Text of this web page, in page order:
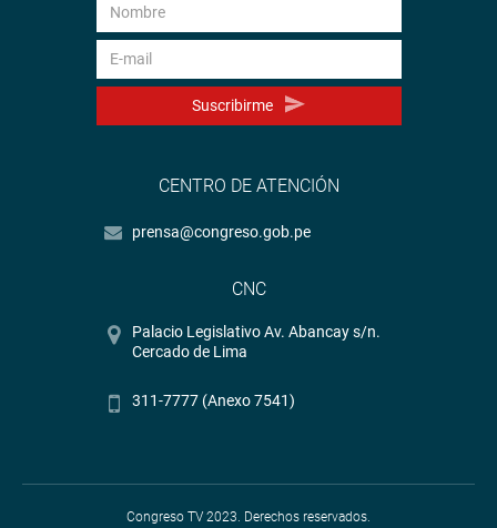
Suscribirme
CENTRO DE ATENCIÓN
prensa@congreso.gob.pe
CNC
Palacio Legislativo Av. Abancay s/n.
Cercado de Lima
311-7777 (Anexo 7541)
Congreso TV 2023. Derechos reservados.